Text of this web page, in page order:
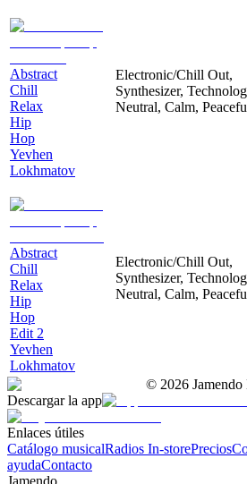
Abstract
Chill
Relax
Hip
Hop
Yevhen
Lokhmatov
Electronic/Chill Out,
Synthesizer,
Neutral, Calm,
Abstract
Chill
Relax
Hip
Hop
Edit 2
Yevhen
Lokhmatov
Electronic/Chill Out,
Synthesizer,
Neutral, Calm,
© 2026
Descargar la app
Enlaces útiles
Catálogo musicalRadios In-storePrecios
ayudaContacto
Jamendo